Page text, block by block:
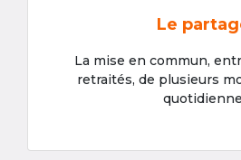
Le
La mise en commun,
retraités, de plusieurs
quotidienne